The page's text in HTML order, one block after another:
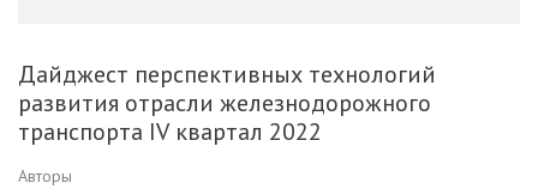
Дайджест перспективных технологий
развития отрасли железнодорожного
транспорта IV квартал 2022
Авторы